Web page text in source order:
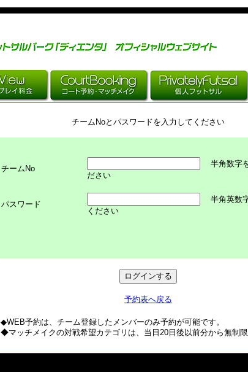
チームNoとパスワードを入力してください
チームNo
半角数字
ださい
パスワード
半角英数
ください
予約表へ戻る
◆WEB予約は、チーム登録したメンバーのみ予約が可能です。
◆マッチメイクの対戦希望カテゴリは、当日20日後以前分から無制限